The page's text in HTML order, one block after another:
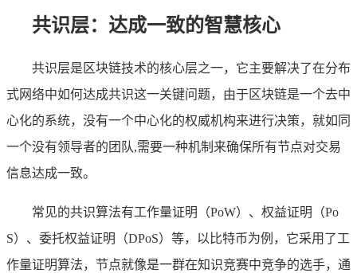
共识层：达成一致的智慧核心
共识层是区块链技术的核心层之一，它主要解决了在分布
式网络中如何达成共识这一关键问题，由于区块链是一个去中
心化的系统，没有一个中心化的权威机构来进行决策，就如同
一个没有领导者的团队,需要一种机制来确保所有节点对交易
信息达成一致。
常见的共识算法有工作量证明（PoW）、权益证明（Po
S）、委托权益证明（DPoS）等，以比特币为例，它采用了工
作量证明算法，节点就像是一群在知识竞赛中竞争的选手，通